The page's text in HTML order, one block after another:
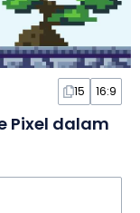
15 16:9
Pixel dalam